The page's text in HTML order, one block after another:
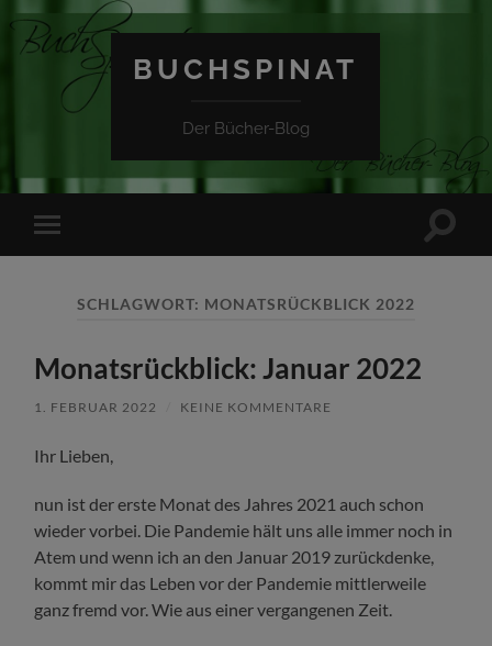
BUCHSPINAT
Der Bücher-Blog
Mobile-
Menü
SCHLAGWORT: MONATSRÜCKBLICK 2022
Monatsrückblick: Januar 2022
1. FEBRUAR 2022 KEINE KOMMENTARE
Ihr Lieben,
nun ist der erste Monat des Jahres 2021 auch schon
wieder vorbei. Die Pandemie hält uns alle immer noch in
Atem und wenn ich an den Januar 2019 zurückdenke,
kommt mir das Leben vor der Pandemie mittlerweile
ganz fremd vor. Wie aus einer vergangenen Zeit.